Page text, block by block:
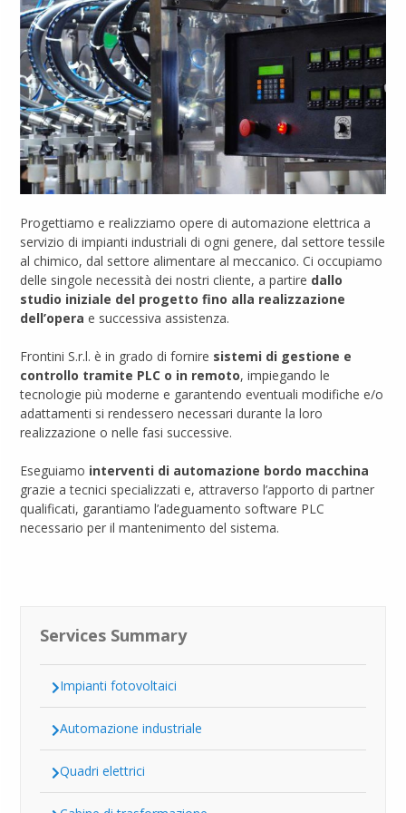
Progettiamo e realizziamo opere di automazione elettrica a
servizio di impianti industriali di ogni genere, dal settore tessile
al chimico, dal settore alimentare al meccanico. Ci occupiamo
delle singole necessità dei nostri cliente, a partire dallo
studio iniziale del progetto fino alla realizzazione
dell’opera e successiva assistenza.
Frontini S.r.l. è in grado di fornire sistemi di gestione e
controllo tramite PLC o in remoto, impiegando le
tecnologie più moderne e garantendo eventuali modifiche e/o
adattamenti si rendessero necessari durante la loro
realizzazione o nelle fasi successive.
Eseguiamo interventi di automazione bordo macchina
grazie a tecnici specializzati e, attraverso l’apporto di partner
qualificati, garantiamo l’adeguamento software PLC
necessario per il mantenimento del sistema.
Services Summary
Impianti fotovoltaici
Automazione industriale
Quadri elettrici